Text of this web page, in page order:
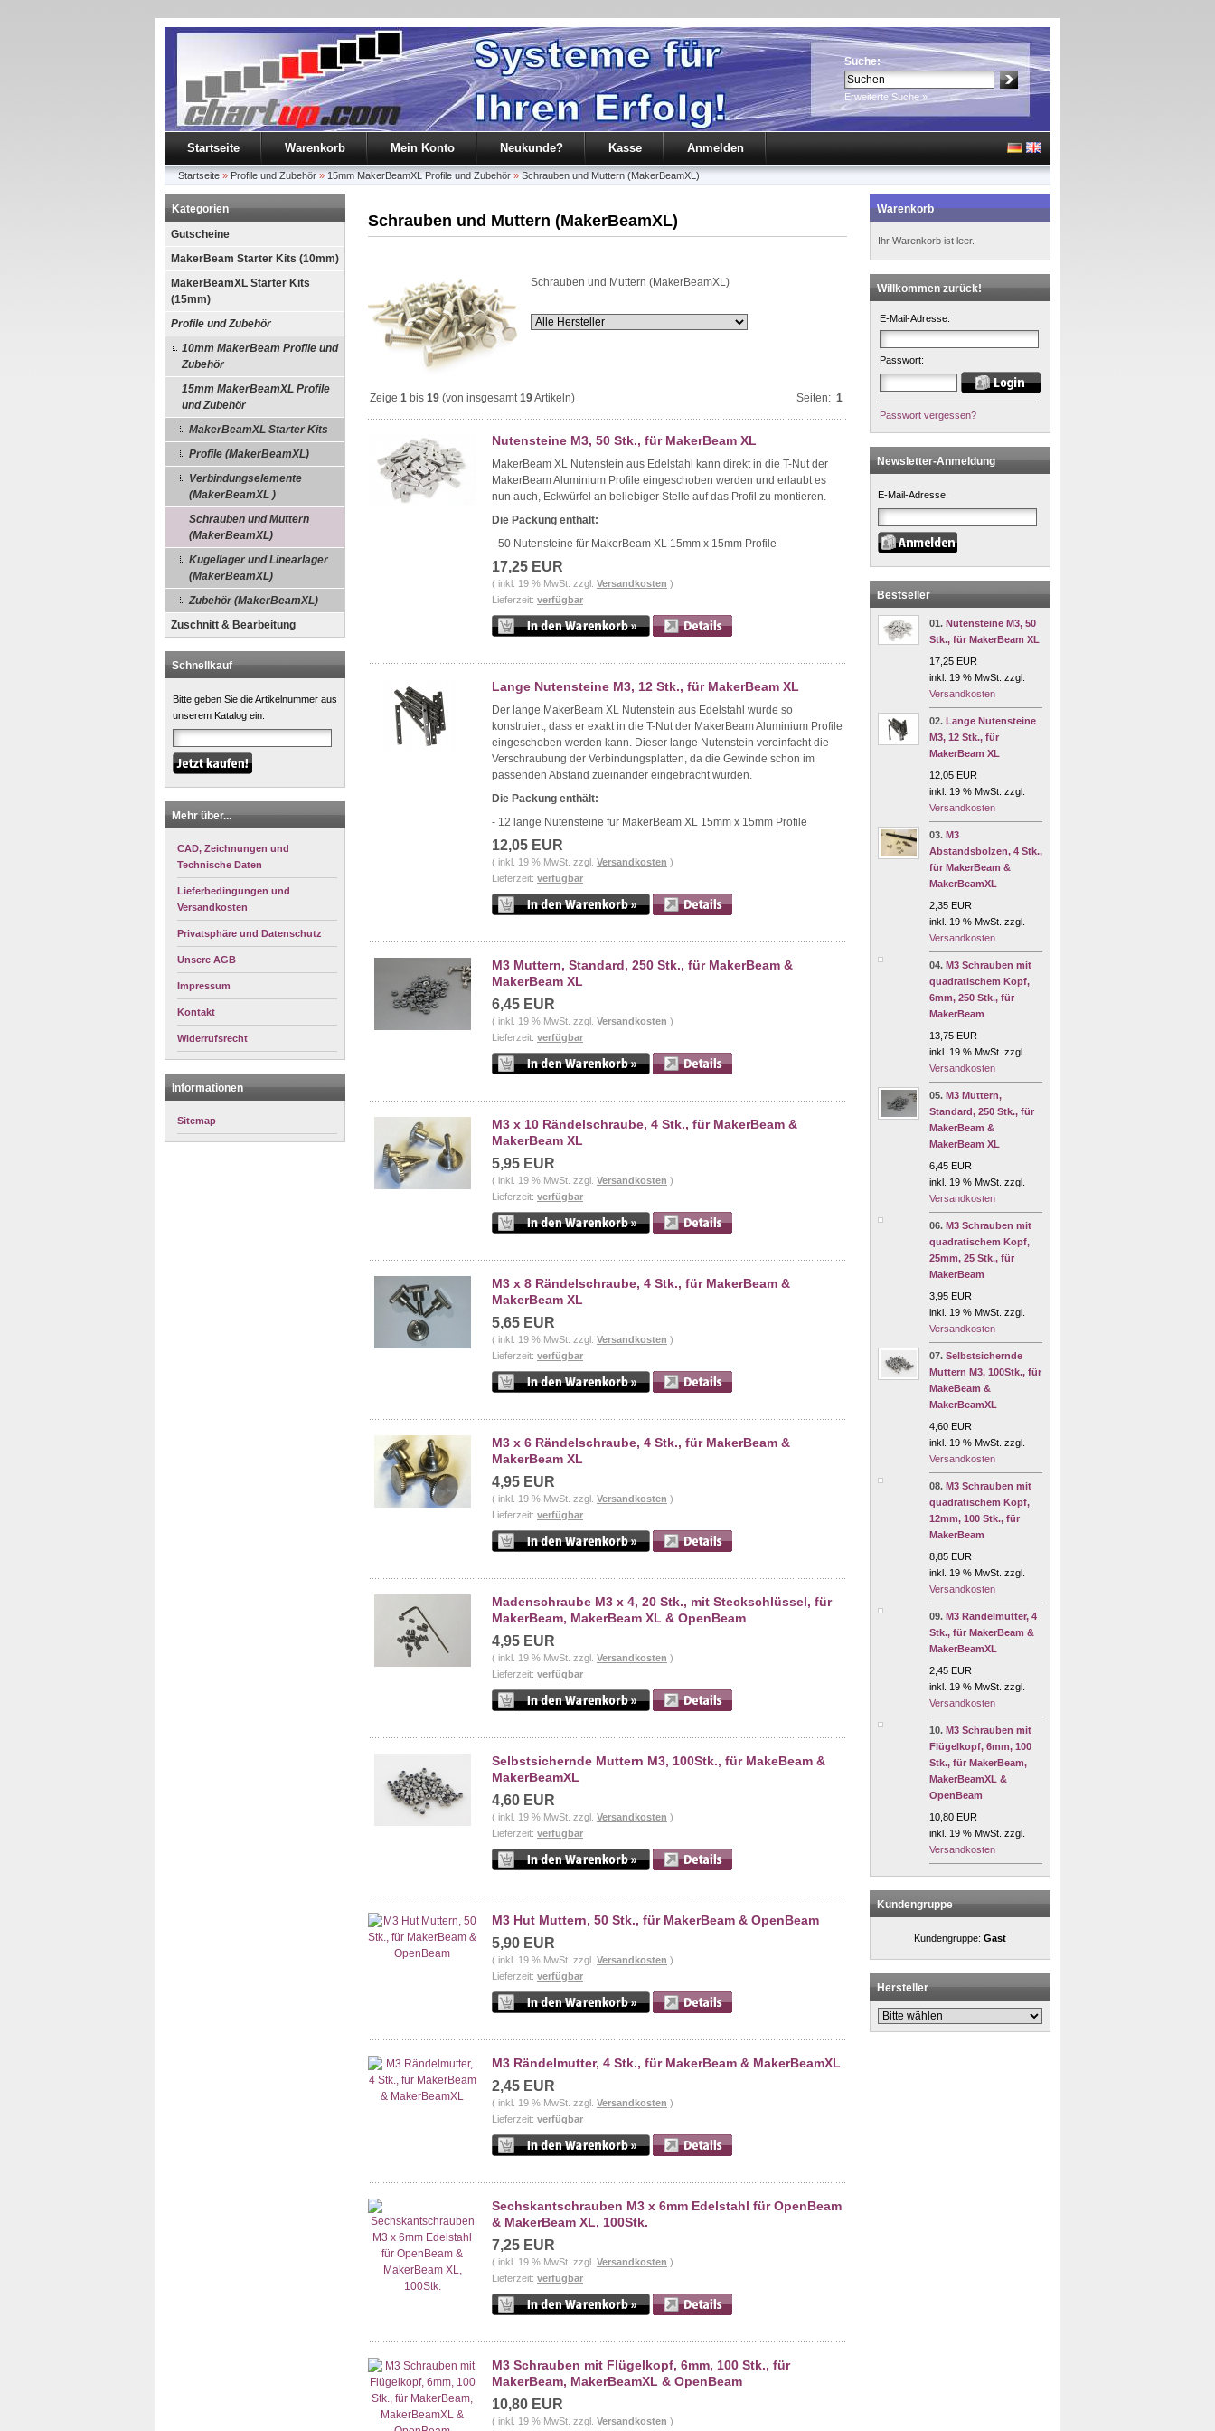
Suche:
Erweiterte Suche »
Startseite Warenkorb Mein Konto Neukunde? Kasse Anmelden
Startseite » Profile und Zubehör » 15mm MakerBeamXL Profile und Zubehör » Schrauben und Muttern (MakerBeamXL)
Kategorien
Gutscheine
MakerBeam Starter Kits (10mm)
MakerBeamXL Starter Kits
(15mm)
Profile und Zubehör
10mm MakerBeam Profile und
Zubehör
15mm MakerBeamXL Profile
und Zubehör
MakerBeamXL Starter Kits
Profile (MakerBeamXL)
Verbindungselemente
(MakerBeamXL )
Schrauben und Muttern
(MakerBeamXL)
Kugellager und Linearlager
(MakerBeamXL)
Zubehör (MakerBeamXL)
Zuschnitt & Bearbeitung
Schnellkauf
Bitte geben Sie die Artikelnummer aus
unserem Katalog ein.
Mehr über...
CAD, Zeichnungen und
Technische Daten
Lieferbedingungen und
Versandkosten
Privatsphäre und Datenschutz
Unsere AGB
Impressum
Kontakt
Widerrufsrecht
Informationen
Sitemap
Schrauben und Muttern (MakerBeamXL)
Schrauben und Muttern (MakerBeamXL)
Zeige 1 bis 19 (von insgesamt19Artikeln) Seiten: 1
Nutensteine M3, 50 Stk., für MakerBeam XL
MakerBeam XL Nutenstein aus Edelstahl kann direkt in die T-Nut der
MakerBeam Aluminium Profile eingeschoben werden und erlaubt es
nun auch, Eckwürfel an beliebiger Stelle auf das Profil zu montieren.
Die Packung enthält:
- 50 Nutensteine für MakerBeam XL 15mm x 15mm Profile
17,25 EUR
( inkl. 19 % MwSt. zzgl. Versandkosten )
Lieferzeit: verfügbar
Lange Nutensteine M3, 12 Stk., für MakerBeam XL
Der lange MakerBeam XL Nutenstein aus Edelstahl wurde so
konstruiert, dass er exakt in die T-Nut der MakerBeam Aluminium Profile
eingeschoben werden kann. Dieser lange Nutenstein vereinfacht die
Verschraubung der Verbindungsplatten, da die Gewinde schon im
passenden Abstand zueinander eingebracht wurden.
Die Packung enthält:
- 12 lange Nutensteine für MakerBeam XL 15mm x 15mm Profile
12,05 EUR
( inkl. 19 % MwSt. zzgl. Versandkosten )
Lieferzeit: verfügbar
M3 Muttern, Standard, 250 Stk., für MakerBeam &
MakerBeam XL
6,45 EUR
( inkl. 19 % MwSt. zzgl. Versandkosten )
Lieferzeit: verfügbar
M3 x 10 Rändelschraube, 4 Stk., für MakerBeam &
MakerBeam XL
5,95 EUR
( inkl. 19 % MwSt. zzgl. Versandkosten )
Lieferzeit: verfügbar
M3 x 8 Rändelschraube, 4 Stk., für MakerBeam &
MakerBeam XL
5,65 EUR
( inkl. 19 % MwSt. zzgl. Versandkosten )
Lieferzeit: verfügbar
M3 x 6 Rändelschraube, 4 Stk., für MakerBeam &
MakerBeam XL
4,95 EUR
( inkl. 19 % MwSt. zzgl. Versandkosten )
Lieferzeit: verfügbar
Madenschraube M3 x 4, 20 Stk., mit Steckschlüssel, für
MakerBeam, MakerBeam XL & OpenBeam
4,95 EUR
( inkl. 19 % MwSt. zzgl. Versandkosten )
Lieferzeit: verfügbar
Selbstsichernde Muttern M3, 100Stk., für MakeBeam &
MakerBeamXL
4,60 EUR
( inkl. 19 % MwSt. zzgl. Versandkosten )
Lieferzeit: verfügbar
M3 Hut Muttern, 50 Stk., für MakerBeam & OpenBeam
5,90 EUR
( inkl. 19 % MwSt. zzgl. Versandkosten )
Lieferzeit: verfügbar
M3 Rändelmutter, 4 Stk., für MakerBeam & MakerBeamXL
2,45 EUR
( inkl. 19 % MwSt. zzgl. Versandkosten )
Lieferzeit: verfügbar
Sechskantschrauben M3 x 6mm Edelstahl für OpenBeam
& MakerBeam XL, 100Stk.
7,25 EUR
( inkl. 19 % MwSt. zzgl. Versandkosten )
Lieferzeit: verfügbar
M3 Schrauben mit Flügelkopf, 6mm, 100 Stk., für
MakerBeam, MakerBeamXL & OpenBeam
10,80 EUR
( inkl. 19 % MwSt. zzgl. Versandkosten )
Warenkorb
Ihr Warenkorb ist leer.
Willkommen zurück!
E-Mail-Adresse:
Passwort:
Passwort vergessen?
Newsletter-Anmeldung
E-Mail-Adresse:
Bestseller
01. Nutensteine M3, 50
Stk., für MakerBeam XL
17,25 EUR
inkl. 19 % MwSt. zzgl.
Versandkosten
02. Lange Nutensteine
M3, 12 Stk., für
MakerBeam XL
12,05 EUR
inkl. 19 % MwSt. zzgl.
Versandkosten
03. M3
Abstandsbolzen, 4 Stk.,
für MakerBeam &
MakerBeamXL
2,35 EUR
inkl. 19 % MwSt. zzgl.
Versandkosten
04. M3 Schrauben mit
quadratischem Kopf,
6mm, 250 Stk., für
MakerBeam
13,75 EUR
inkl. 19 % MwSt. zzgl.
Versandkosten
05. M3 Muttern,
Standard, 250 Stk., für
MakerBeam &
MakerBeam XL
6,45 EUR
inkl. 19 % MwSt. zzgl.
Versandkosten
06. M3 Schrauben mit
quadratischem Kopf,
25mm, 25 Stk., für
MakerBeam
3,95 EUR
inkl. 19 % MwSt. zzgl.
Versandkosten
07. Selbstsichernde
Muttern M3, 100Stk., für
MakeBeam &
MakerBeamXL
4,60 EUR
inkl. 19 % MwSt. zzgl.
Versandkosten
08. M3 Schrauben mit
quadratischem Kopf,
12mm, 100 Stk., für
MakerBeam
8,85 EUR
inkl. 19 % MwSt. zzgl.
Versandkosten
09. M3 Rändelmutter, 4
Stk., für MakerBeam &
MakerBeamXL
2,45 EUR
inkl. 19 % MwSt. zzgl.
Versandkosten
10. M3 Schrauben mit
Flügelkopf, 6mm, 100
Stk., für MakerBeam,
MakerBeamXL &
OpenBeam
10,80 EUR
inkl. 19 % MwSt. zzgl.
Versandkosten
Kundengruppe
Kundengruppe: Gast
Hersteller